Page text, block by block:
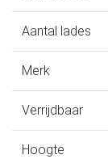
Aantal lades
Merk
Verrijdbaar
Hoogte